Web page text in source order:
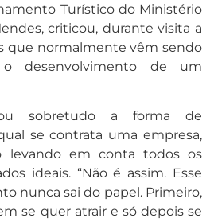
Turístico do Ministério
criticou, durante visita a
que normalmente vêm sendo
o desenvolvimento de um
sobretudo a forma de
se contrata uma empresa,
levando em conta todos os
ideais. “Não é assim. Esse
nunca sai do papel. Primeiro,
se quer atrair e só depois se